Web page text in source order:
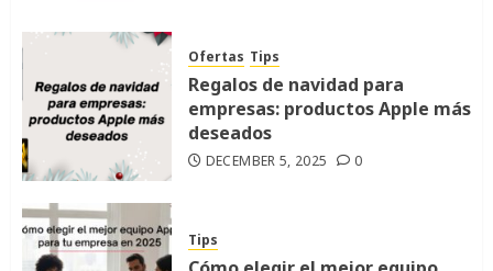
Ofertas Tips
Regalos de navidad para
empresas: productos Apple más
deseados
DECEMBER 5, 2025 0
Tips